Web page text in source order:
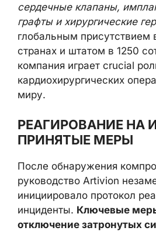
сердечные клапаны,
графты и хирургические
глобальным присутствием
странах и штатом в 1250
компания играет crucial
кардиохирургических
миру.
РЕАГИРОВАНИЕ НА
ПРИНЯТЫЕ МЕРЫ
После обнаружения
руководство Artivion
инициировало протокол
инциденты. Ключевые
отключение затронутых